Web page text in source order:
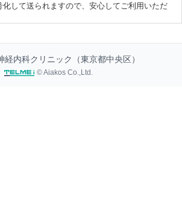
して送られますので、安心してご利用いただ
経内科クリニック（東京都中央区）
© Aiakos Co.,Ltd.